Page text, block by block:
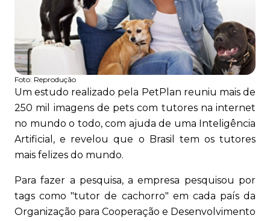
Foto: Reprodução
Um estudo realizado pela PetPlan reuniu mais de
250 mil imagens de pets com tutores na internet
no mundo o todo, com ajuda de uma Inteligência
Artificial, e revelou que o Brasil tem os tutores
mais felizes do mundo.
Para fazer a pesquisa, a empresa pesquisou por
tags como "tutor de cachorro" em cada país da
Organização para Cooperação e Desenvolvimento